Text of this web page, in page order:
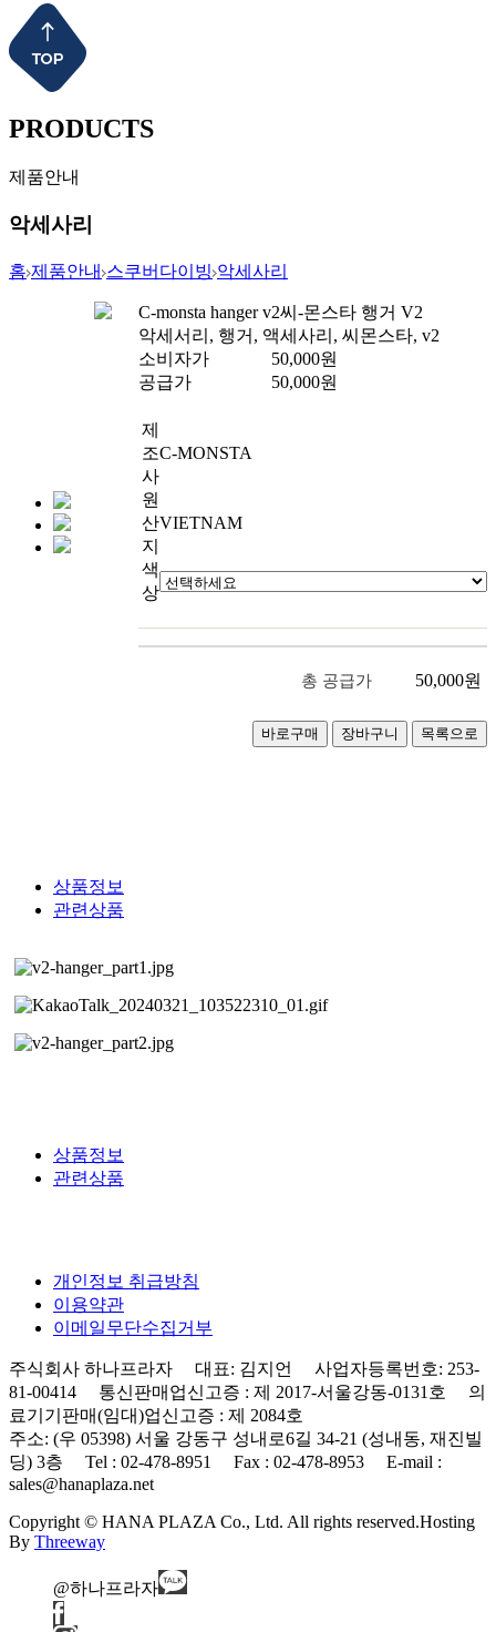
PRODUCTS
제품안내
악세사리
홈 제품안내 스쿠버다이빙 악세사리
C-monsta hanger v2씨-몬스타 행거 V2
악세서리, 행거, 액세사리, 씨몬스타, v2
소비자가
50,000원
공급가
50,000원
제
조
사
C-MONSTA
원
산
지
VIETNAM
색
상
총 공급가 50,000원
상품정보
관련상품
상품정보
관련상품
개인정보 취급방침
이용약관
이메일무단수집거부
주식회사 하나프라자 대표: 김지언 사업자등록번호: 253-
81-00414 통신판매업신고증 : 제 2017-서울강동-0131호 의
료기기판매(임대)업신고증 : 제 2084호
주소: (우 05398) 서울 강동구 성내로6길 34-21 (성내동, 재진빌
딩) 3층 Tel : 02-478-8951 Fax : 02-478-8953 E-mail :
sales@hanaplaza.net
Copyright © HANA PLAZA Co., Ltd. All rights reserved.Hosting
By Threeway
@하나프라자